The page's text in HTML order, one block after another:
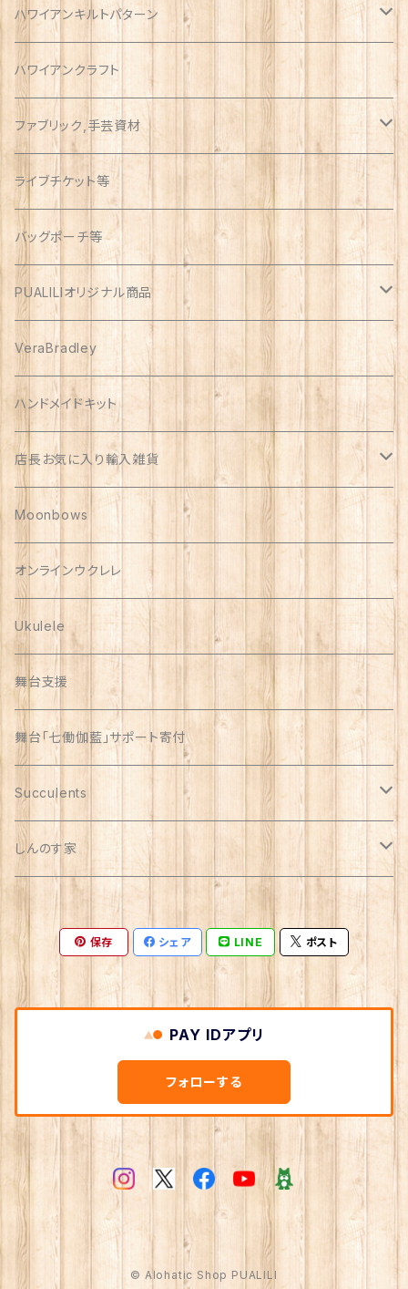
ハワイアンキルトパターン
ウォールサイズ（約1m）
ハワイアンクラフト
ファブリック,手芸資材
ハワイアン
オックス
アソート
ライブチケット等
バッグポーチ等
PUALILIオリジナル商品
プアリリグッズ
しんのす家グッズ
ハンドメイド品
VeraBradley
ハンドメイドキット
店長お気に入り輸入雑貨
Polish Pottery
Vera Bradley
Moonbows
オンラインウクレレ
Ukulele
舞台支援
舞台「七働伽藍」サポート寄付
Succulents
リメイク缶
自家製苗
苗
しんのす家
special
保存 シェア LINE ポスト
PAY IDアプリ
フォローする
© Alohatic Shop PUALILI